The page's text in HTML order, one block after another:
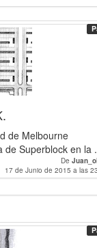
de Melbourne
de Superblock en la
De
17 de Junio de 2015 a las